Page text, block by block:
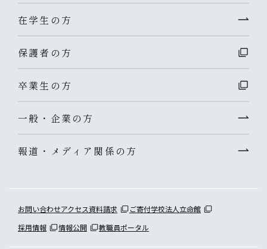
在学生の方
保護者の方
卒業生の方
一般・企業の方
報道・メディア関係の方
お問い合わせアクセス資料請求 ご寄付学校法人立命館
採用情報
情報公開 教職員ポータル